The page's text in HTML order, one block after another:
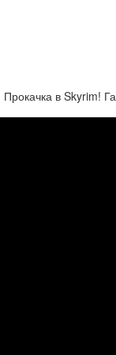
в Skyrim!